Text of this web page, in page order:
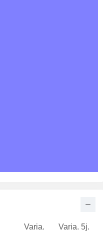
Varia. Varia. 5j.